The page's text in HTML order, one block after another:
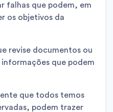
falhas que podem, em
os objetivos da
revise documentos ou
que podem
que todos temos
podem trazer